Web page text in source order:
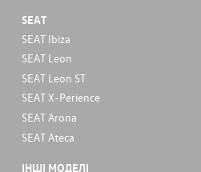
SEAT
SEAT Ibiza
SEAT Leon
SEAT Leon ST
SEAT X-Perience
SEAT Arona
SEAT Ateca
ІНШІ МОДЕЛІ